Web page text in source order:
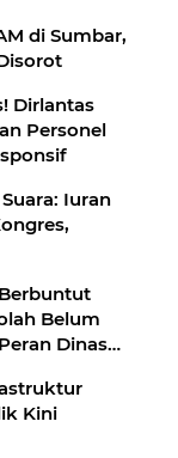
di Sumbar,
Dirlantas
Personel
Iuran
Belum
Dinas
Kini